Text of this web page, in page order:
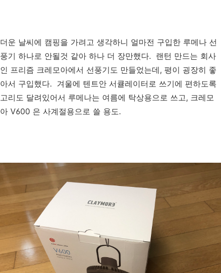
더운 날씨에 캠핑을 가려고 생각하니 얼마전 구입한 루메나 선
풍기 하나로 안될것 같아 하나 더 장만했다. 랜턴 만드는 회사
인 프리즘 크레모아에서 선풍기도 만들었는데, 평이 굉장히 좋
아서 구입했다. 겨울에 텐트안 서큘레이터로 쓰기에 편하도록
고리도 달려있어서 루메나는 여름에 탁상용으로 쓰고, 크레모
아 V600 은 사계절용으로 쓸 용도.